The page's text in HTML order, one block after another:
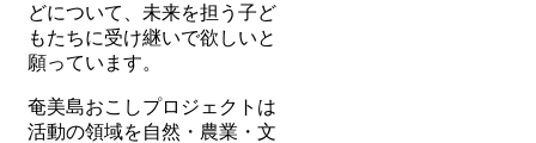
どについて、未来を担う子ど
もたちに受け継いで欲しいと
願っています。
奄美島おこしプロジェクトは
活動の領域を自然・農業・文